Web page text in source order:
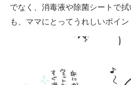
でなく、消毒液や除菌シートで
も、ママにとってうれしいポイン